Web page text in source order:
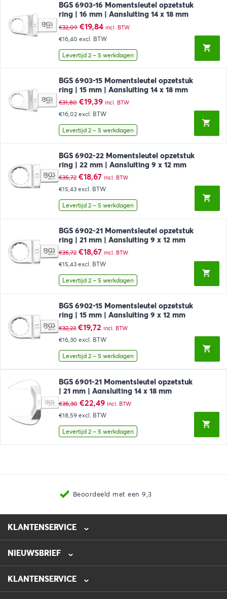
BGS 6903-16 Momentsleutel opzetstuk
ring | 16 mm | Aansluiting 14 x 18 mm
€32,09 Oorspronkelijke
prijs
was:
€32,09.
€19,84Huidige
prijs
is:
€19,84.
incl. BTW
€16,40 excl. BTW
Levertijd 2 – 5 werkdagen
BGS 6903-15 Momentsleutel opzetstuk
ring | 15 mm | Aansluiting 14 x 18 mm
€31,80 Oorspronkelijke
prijs
was:
€31,80.
€19,39Huidige
prijs
is:
€19,39.
incl. BTW
€16,02 excl. BTW
Levertijd 2 – 5 werkdagen
BGS 6902-22 Momentsleutel opzetstuk
ring | 22 mm | Aansluiting 9 x 12 mm
€35,72 Oorspronkelijke
prijs
was:
€35,72.
€18,67Huidige
prijs
is:
€18,67.
incl. BTW
€15,43 excl. BTW
Levertijd 2 – 5 werkdagen
BGS 6902-21 Momentsleutel opzetstuk
ring | 21 mm | Aansluiting 9 x 12 mm
€35,72 Oorspronkelijke
prijs
was:
€35,72.
€18,67Huidige
prijs
is:
€18,67.
incl. BTW
€15,43 excl. BTW
Levertijd 2 – 5 werkdagen
BGS 6902-15 Momentsleutel opzetstuk
ring | 15 mm | Aansluiting 9 x 12 mm
€32,23 Oorspronkelijke
prijs
was:
€32,23.
€19,72Huidige
prijs
is:
€19,72.
incl. BTW
€16,30 excl. BTW
Levertijd 2 – 5 werkdagen
BGS 6901-21 Momentsleutel opzetstuk
| 21 mm | Aansluiting 14 x 18 mm
€36,30 Oorspronkelijke
prijs
was:
€36,30.
€22,49Huidige
prijs
is:
€22,49.
incl. BTW
€18,59 excl. BTW
Levertijd 2 – 5 werkdagen
Beoordeeld met een 9,3
KLANTENSERVICE
0475-218632
info@automotive-line.nl
NIEUWSBRIEF
KLANTENSERVICE
Bestellen